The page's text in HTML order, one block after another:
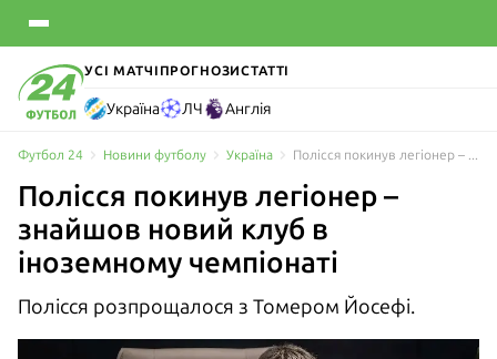
УСІ МАТЧІ ПРОГНОЗИСТАТТІ
Україна ЛЧ Англія
Футбол 24 Новини футболу Україна
Полісся покинув легіонер –
знайшов новий клуб в
іноземному чемпіонаті
Полісся розпрощалося з Томером Йосефі.